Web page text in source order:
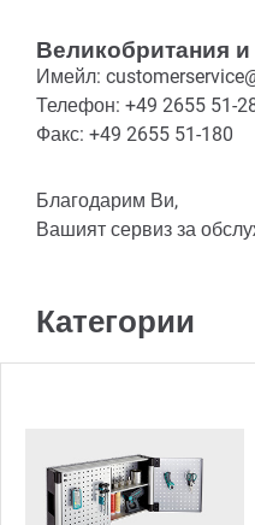
Великобритания
Имейл:
Телефон: +49 2655 51-
Факс: +49 2655 51-180
Благодарим Ви,
Вашият сервиз за
Категории